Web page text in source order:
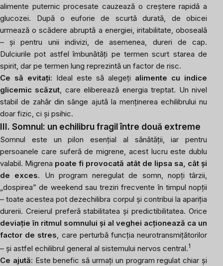
alimente puternic procesate cauzează o creștere rapidă a
glucozei. După o euforie de scurtă durată, de obicei
urmează o scădere abruptă a energiei, iritabilitate, oboseală
– și pentru unii indivizi, de asemenea, dureri de cap.
Dulciurile pot astfel îmbunătăți pe termen scurt starea de
spirit, dar pe termen lung reprezintă un factor de risc.
Ce să evitați: Ideal este să alegeți alimente cu indice
glicemic scăzut, care eliberează energia treptat. Un nivel
stabil de zahăr din sânge ajută la menținerea echilibrului nu
doar fizic, ci și psihic.
III. Somnul: un echilibru fragil între două extreme
Somnul este un pilon esențial al sănătății, iar pentru
persoanele care suferă de migrene, acest lucru este dublu
valabil. Migrena poate fi provocată atât de lipsa sa, cât și
de exces. Un program neregulat de somn, nopți târzii,
„dospirea” de weekend sau treziri frecvente în timpul nopții
– toate acestea pot dezechilibra corpul și contribui la apariția
durerii. Creierul preferă stabilitatea și predictibilitatea. Orice
deviație în ritmul somnului și al veghei acționează ca un
factor de stres, care perturbă funcția neurotransmițătorilor
– și astfel echilibrul general al sistemului nervos central.1
Ce ajută: Este benefic să urmați un program regulat chiar și